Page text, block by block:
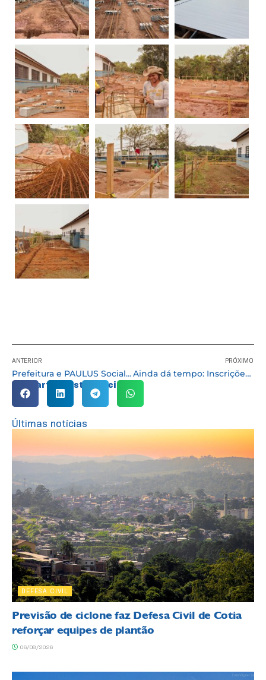
ANTERIOR
Prefeitura e PAULUS Social promovem capacitação para Conselheiros Municipais
PRÓXIMO
Ainda dá tempo: Inscrições abertas para cursos gratuitos em parceria com o Sebrae que acontecem nos dias 22 e 23/08
Compartilhe esta notícia:
Últimas notícias
DEFESA CIVIL
Previsão de ciclone faz Defesa Civil de Cotia
reforçar equipes de plantão
06/08/2026